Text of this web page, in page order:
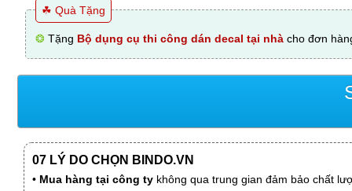
☘ Quà Tặng
❂ Tặng Bộ dụng cụ thi công dán decal tại nhà cho đơn
07 LÝ DO CHỌN BINDO.VN
• Mua hàng tại công ty không qua trung gian đảm bảo chất